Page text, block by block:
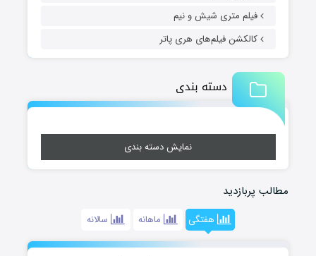
فیلم متری شیش و نیم
کالکشن فیلم‌های هری پاتر
دسته بندی
نمایش دسته بندی
مطالب پربازدید
هفتگی ماهانه سالانه